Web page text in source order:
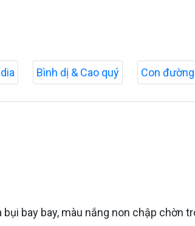
Bình dị & Cao quý Con
bay bay, màu nắng non chập chờn